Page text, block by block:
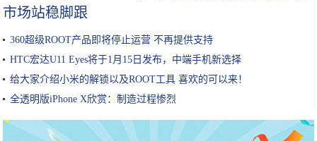
市场站稳脚跟
360超级ROOT产品即将停止运营 不再提供支持
HTC宏达U11 Eyes将于1月15日发布，中端手机新选择
给大家介绍小米的解锁以及ROOT工具 喜欢的可以来！
全透明版iPhone X欣赏：制造过程惨烈